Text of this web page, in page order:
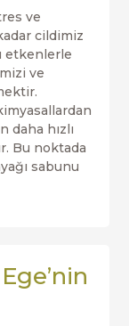
ve
cildimiz
etkenlerle
ve
daha hızlı
Bu noktada
sabunu